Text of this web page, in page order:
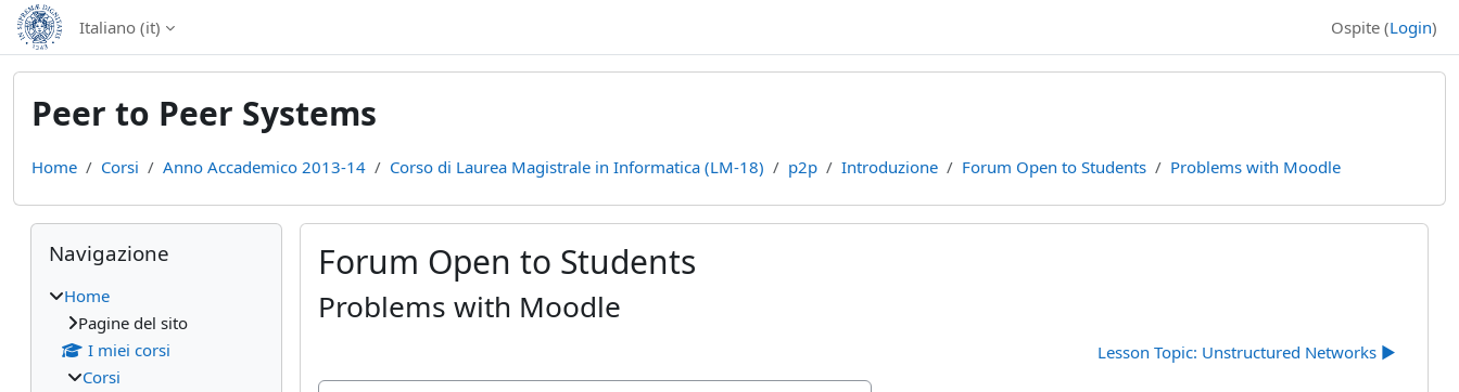
Vai al contenuto principale
Italiano ‎(it)‎ Ospite (Login)
Peer to Peer Systems
Home Corsi Anno Accademico 2013-14 Corso di Laurea Magistrale in Informatica (LM-18) p2p Introduzione Forum Open to Students Problems with Moodle
Forum Open to Students
Problems with Moodle
Lesson Topic: Unstructured Networks ▶︎
Blocchi
Salta Navigazione
Navigazione
Home
Pagine del sito
I miei corsi
Corsi